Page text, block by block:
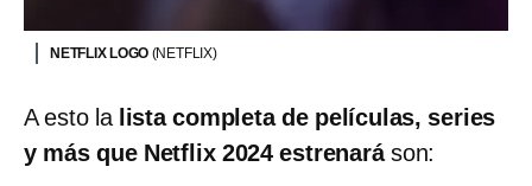
NETFLIX LOGO (NETFLIX)
A esto lalista completa de películas, series
y más que Netflix 2024 estrenaráson: